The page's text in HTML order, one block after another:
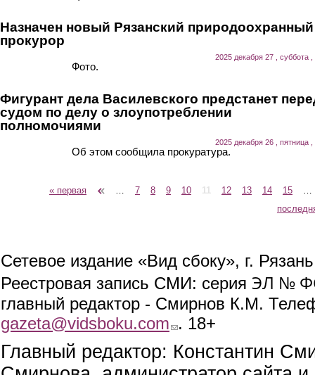
Назначен новый Рязанский природоохранный
прокурор
2025 декабря 27 , суббота ,
Фото.
Фигурант дела Василевского предстанет
судом по делу о злоупотреблении
полномочиями
2025 декабря 26 , пятница ,
Об этом сообщила прокуратура.
Страницы« первая 7 8 9 10 11 12 13 14 15
Сетевое издание «Вид сбоку», г.
Реестровая запись СМИ: серия ЭЛ №
главный редактор - Смирнов К.М.
gazeta@vidsboku.com (link sends e-mail)
. 18+
Главный редактор: Константин